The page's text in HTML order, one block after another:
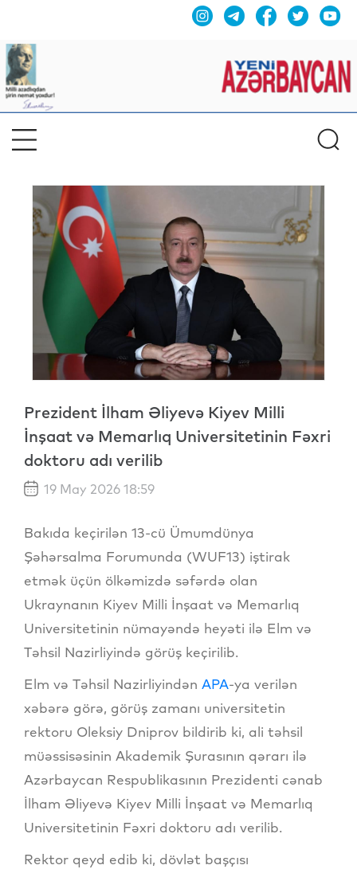
Prezident İlham Əliyevə Kiyev Milli
İnşaat və Memarlıq Universitetinin Fəxri
doktoru adı verilib
19 May 2026 18:59
Bakıda keçirilən 13-cü Ümumdünya
Şəhərsalma Forumunda (WUF13) iştirak
etmək üçün ölkəmizdə səfərdə olan
Ukraynanın Kiyev Milli İnşaat və Memarlıq
Universitetinin nümayəndə heyəti ilə Elm və
Təhsil Nazirliyində görüş keçirilib.
Elm və Təhsil Nazirliyindən APA-ya verilən
xəbərə görə, görüş zamanı universitetin
rektoru Oleksiy Dniprov bildirib ki, ali təhsil
müəssisəsinin Akademik Şurasının qərarı ilə
Azərbaycan Respublikasının Prezidenti cənab
İlham Əliyevə Kiyev Milli İnşaat və Memarlıq
Universitetinin Fəxri doktoru adı verilib.
Rektor qeyd edib ki, dövlət başçısı